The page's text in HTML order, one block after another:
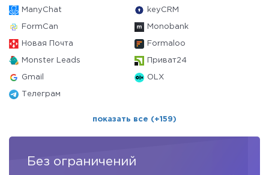
ManyChat keyCRM
FormCan Monobank
Новая Почта Formaloo
Monster Leads Приват24
Gmail OLX
Телеграм
показать все (+159)
Без ограничений